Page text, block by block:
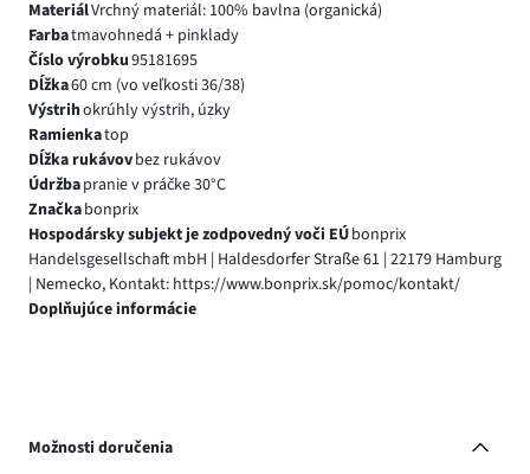
MateriálVrchný materiál: 100% bavlna (organická)
Farbatmavohnedá + pinklady
Číslo výrobku95181695
Dĺžka60 cm (vo veľkosti 36/38)
Výstrihokrúhly výstrih, úzky
Ramienkatop
Dĺžka rukávovbez rukávov
Údržbapranie v práčke 30°C
Značkabonprix
Hospodársky subjekt je zodpovedný voči EÚbonprix
Handelsgesellschaft mbH | Haldesdorfer Straße 61 | 22179 Hamburg
| Nemecko, Kontakt: https://www.bonprix.sk/pomoc/kontakt/
Doplňujúce informácie
Možnosti doručenia